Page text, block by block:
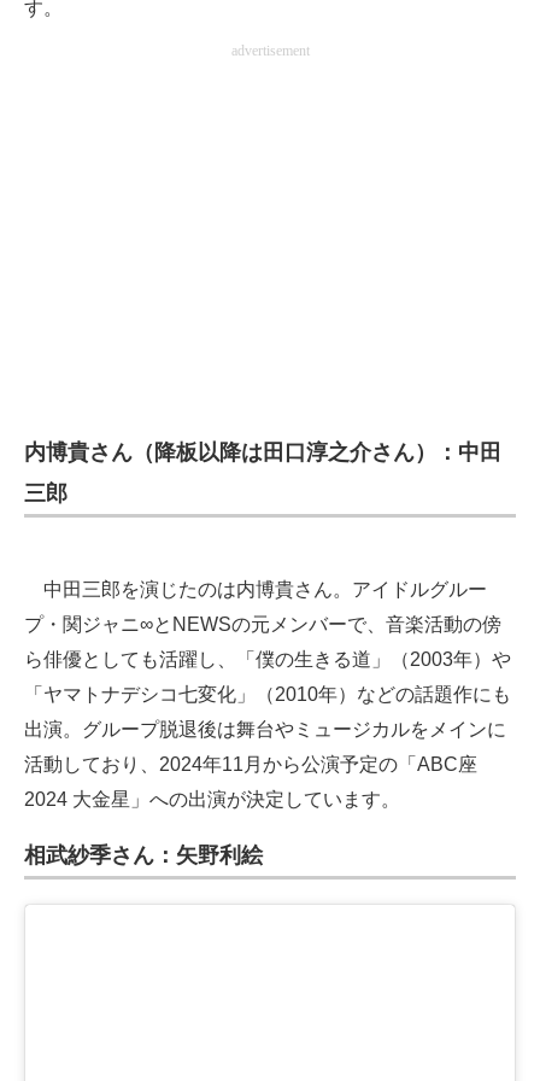
す。
advertisement
内博貴さん（降板以降は田口淳之介さん）：中田
三郎
中田三郎を演じたのは内博貴さん。アイドルグルー
プ・関ジャニ∞とNEWSの元メンバーで、音楽活動の傍
ら俳優としても活躍し、「僕の生きる道」（2003年）や
「ヤマトナデシコ七変化」（2010年）などの話題作にも
出演。グループ脱退後は舞台やミュージカルをメインに
活動しており、2024年11月から公演予定の「ABC座
2024 大金星」への出演が決定しています。
相武紗季さん：矢野利絵